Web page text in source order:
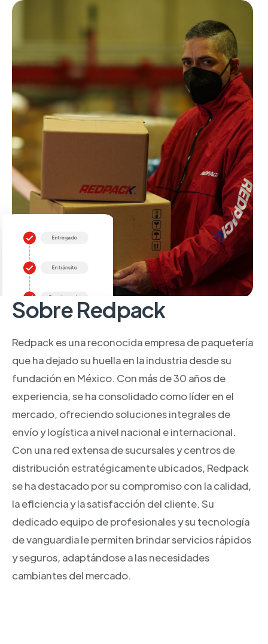
Sobre Redpack
Redpack es una reconocida empresa de paquetería
que ha dejado su huella en la industria desde su
fundación en México. Con más de 30 años de
experiencia, se ha consolidado como líder en el
mercado, ofreciendo soluciones integrales de
envío y logística a nivel nacional e internacional.
Con una red extensa de sucursales y centros de
distribución estratégicamente ubicados, Redpack
se ha destacado por su compromiso con la calidad,
la eficiencia y la satisfacción del cliente. Su
dedicado equipo de profesionales y su tecnología
de vanguardia le permiten brindar servicios rápidos
y seguros, adaptándose a las necesidades
cambiantes del mercado.